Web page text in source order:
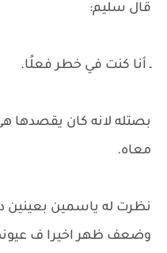
قال سليم:
ـ أنا كنت في خطر فعلًا.
بصتله لانه كان يقصدها
معاه.
نظرت له ياسمين بعينين
وضعف ظهر اخيرا ف